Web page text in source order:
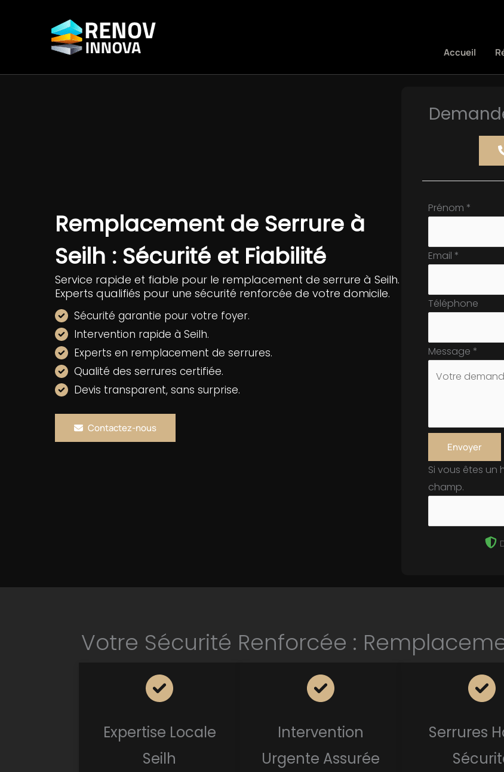
Accueil
Remplacement de Serrure à
Seilh : Sécurité et Fiabilité
Service rapide et fiable pour le remplacement de serrure à Seilh.
Experts qualifiés pour une sécurité renforcée de votre domicile.
Sécurité garantie pour votre foyer.
Intervention rapide à Seilh.
Experts en remplacement de serrures.
Qualité des serrures certifiée.
Devis transparent, sans surprise.
Contactez-nous
Formulaire
téléphone
Prénom *
Email *
Téléphone
Message *
Envoyer
Si vous êtes un
champ.
Votre Sécurité Renforcée :
Expertise Locale
Seilh
Intervention
Urgente Assurée
Serrures